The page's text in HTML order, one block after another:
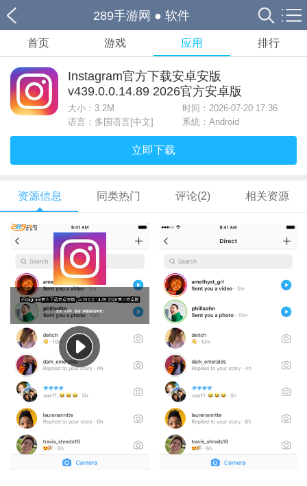
289手游网 ● 软件
首页 游戏 应用 排行
Instagram官方下载安卓安版
v439.0.0.14.89 2026官方安卓版
大小： 3.2M
时间：2026-07-20 17:36
语言：多国语言[中文]
系统：Android
立即下载
资源信息 同类热门 评论(2) 相关资源